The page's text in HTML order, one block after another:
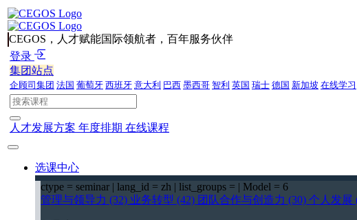
CEGOS，人才赋能国际领航者，百年服务伙伴
登录
集团站点
企顾司集团 法国 葡萄牙 西班牙 意大利 巴西 墨西哥 智利 英国 瑞士 德国 新加坡 在线学习
人才发展方案 年度排期 在线课程
选课中心
ctype = seminar | lang_id = zh | list_groups = | Model = 6
管理与领导力 (32) 业务转型 (42) 团队合作与创造力 (30) 个人发展